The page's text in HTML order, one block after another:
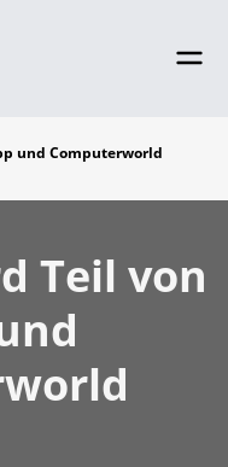
und Computerworld
Teil von